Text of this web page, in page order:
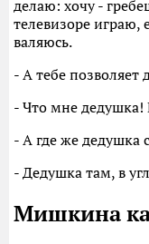
делаю: хочу -
телевизоре играю,
валяюсь.
- А тебе позволяет
- Что мне дедушка!
- А где же дедушка
- Дедушка там, в
Мишкина